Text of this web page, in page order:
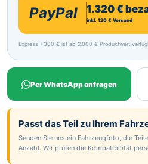
PayPal 1.320 €
inkl. 120 € Versand
Express +300 € ist ab 2.000 € Produktwert
Per WhatsApp anfragen
Passt das Teil zu Ihrem
Senden Sie uns ein Fahrzeugfoto, die
Anzahl. Wir prüfen die Kompatibilität